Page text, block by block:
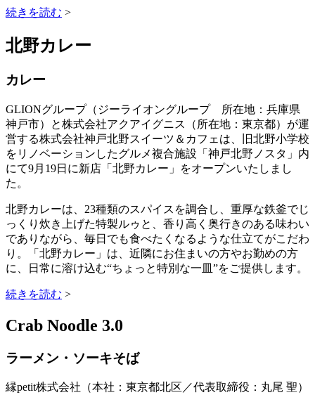
続きを読む >
北野カレー
カレー
GLIONグループ（ジーライオングループ 所在地：兵庫県
神戸市）と株式会社アクアイグニス（所在地：東京都）が運
営する株式会社神戸北野スイーツ＆カフェは、旧北野小学校
をリノベーションしたグルメ複合施設「神戸北野ノスタ」内
にて9月19日に新店「北野カレー」をオープンいたしまし
た。
北野カレーは、23種類のスパイスを調合し、重厚な鉄釜でじ
っくり炊き上げた特製ルゥと、香り高く奥行きのある味わい
でありながら、毎日でも食べたくなるような仕立てがこだわ
り。「北野カレー」は、近隣にお住まいの方やお勤めの方
に、日常に溶け込む“ちょっと特別な一皿”をご提供します。
続きを読む >
Crab Noodle 3.0
ラーメン・ソーキそば
縁petit株式会社（本社：東京都北区／代表取締役：丸尾 聖）